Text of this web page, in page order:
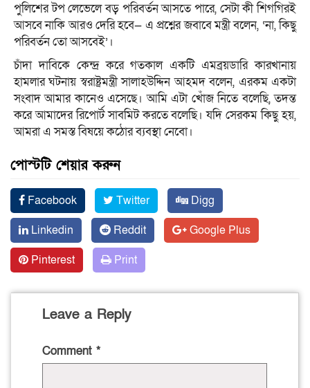
পুলিশের টপ লেভেলে বড় পরিবর্তন আসতে পারে, সেটা কী শিগগিরই
আসবে নাকি আরও দেরি হবে— এ প্রশ্নের জবাবে মন্ত্রী বলেন, ‘না, কিছু
পরিবর্তন তো আসবেই’।
চাঁদা দাবিকে কেন্দ্র করে গতকাল একটি এমব্রয়ডারি কারখানায়
হামলার ঘটনায় স্বরাষ্ট্রমন্ত্রী সালাহউদ্দিন আহমদ বলেন, এরকম একটা
সংবাদ আমার কানেও এসেছে। আমি এটা খোঁজ নিতে বলেছি, তদন্ত
করে আমাদের রিপোর্ট সাবমিট করতে বলেছি। যদি সেরকম কিছু হয়,
আমরা এ সমস্ত বিষয়ে কঠোর ব্যবস্থা নেবো।
পোস্টটি শেয়ার করুন
Facebook Twitter
Digg
Linkedin
Reddit
Google Plus
Pinterest
Print
Leave a Reply
Comment *